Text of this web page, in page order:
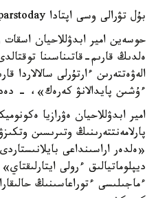
بۇل تۋرالى وسى اپتادا parstoday اقپارات اگەنتتىگى حابارلايدى.
حوسەين امير ابدۋللاحيان
ەلدىڭ قارىم-قاتىناسىنا
الەۋەتتەرىن ءارتۇرلى سالالاردا
ءۇشىن پايدالانۋ كەرەك»، -
امير ابدۋللاحيان ەۋرازيا
پارلامەنتتەرىنىڭ وتىرىسىن
«ەلدەر اراسىنداعى
ديپلوماتيالىق ءرولى
ءماجىلىسى ءتوراعاسىنىڭ